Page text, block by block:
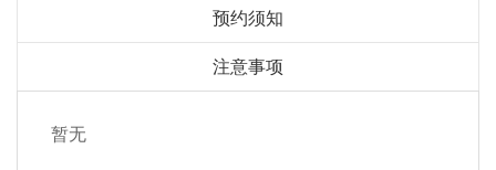
预约须知
注意事项
暂无